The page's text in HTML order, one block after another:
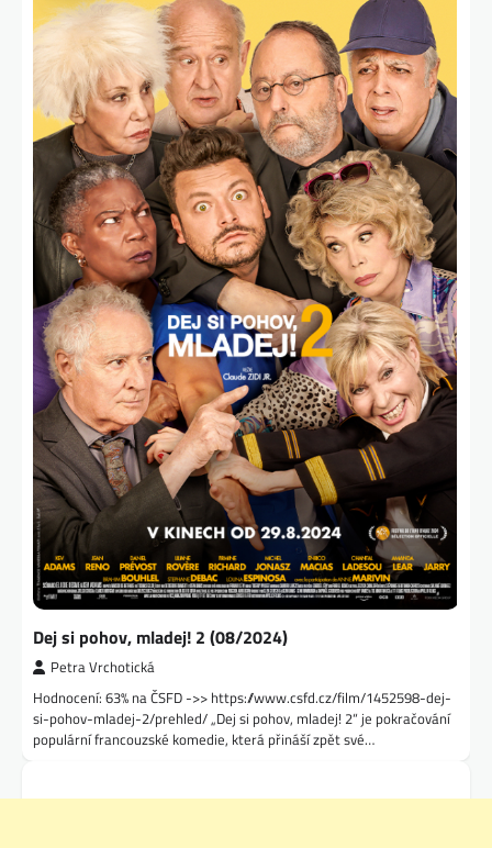
Dej si pohov, mladej! 2 (08/2024)
Petra Vrchotická
Hodnocení: 63% na ČSFD ->> https://www.csfd.cz/film/1452598-dej-
si-pohov-mladej-2/prehled/ „Dej si pohov, mladej! 2“ je pokračování
populární francouzské komedie, která přináší zpět své…